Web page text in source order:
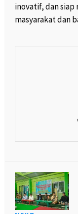
inovatif, dan
masyarakat dan